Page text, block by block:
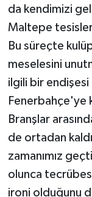
da kendimizi
Maltepe tesisleri
Bu süreçte kulüp
meselesini
ilgili bir endişesi
Fenerbahçe'ye
Branşlar
de ortadan
zamanımız
olunca
ironi olduğunu